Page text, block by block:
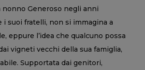
Generoso negli anni
i suoi fratelli, non si immagina a
eppure l’idea che qualcuno possa
vigneti vecchi della sua famiglia,
Supportata dai genitori,